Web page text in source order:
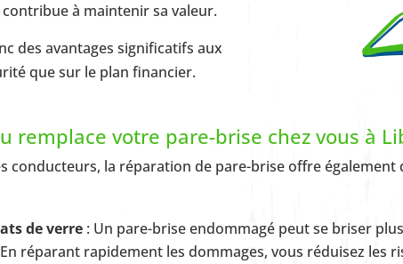
à maintenir sa valeur.
des avantages significatifs aux
que sur le plan financier.
remplace votre pare-brise chez vous à
conducteurs, la réparation de pare-brise offre également
de verre : Un pare-brise endommagé peut se briser
réparant rapidement les dommages, vous réduisez les